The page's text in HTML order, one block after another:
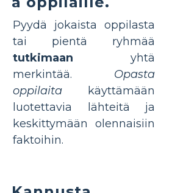
Pyydä jokaista oppilasta
tai pientä ryhmää
tutkimaan yhtä
merkintää. Opasta
oppilaita käyttämään
luotettavia lähteitä ja
keskittymään olennaisiin
faktoihin.